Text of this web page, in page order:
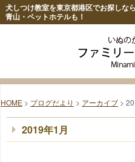
犬しつけ教室を東京都港区でお探しな
青山・ペットホテルも！
HOME > ブログだより > アーカイブ >
2019年1月